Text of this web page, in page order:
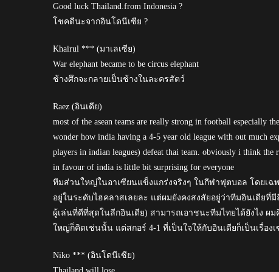
Good luck Thailand.from Indonesia ?
โชคดีนะจากอินโดนีเซีย ?
Khairul *** (มาเลเซีย)
War elephant became to be circus elephant
ช้างศึกจะกลายเป็นช้างในละครสัตว์
Raez (อินเดีย)
most of the asean teams are really strong in football especially
wonder how india having a 4-5 year old league with out much
players in indian leagues) defeat thai team. obviously i think
in favour of india is little bit surprising for everyone
ทีมส่วนใหญ่ในอาเซียนแข็งแกร่งจริงๆ ในกีฬาฟุตบอล โดยเฉ
อยู่ในระดับไฮคลาสเลยละ แต่ผมยังคงสงสัยอยู่ว่าทีมอินเดีย
ผู้เล่นที่ดีที่สุดในลีกอินเดีย) สามารถเอาชนะทีมไทยได้ยังไง
ใหญ่ก็คิดเช่นนั้น แต่สกอร์ 4-1 ที่เป็นใจให้กับอินเดียก็เป็นเรื่อง
Niko *** (อินโดนีเซีย)
Thailand will lose.